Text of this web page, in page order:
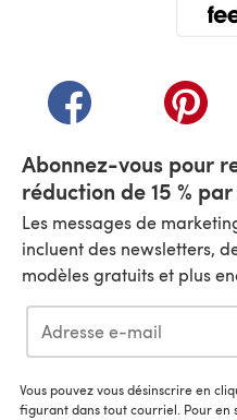
(s'ouvre dans un
Abonnez-vous pour
réduction de 15 %
Les messages de
incluent des newsletters,
modèles gratuits et plus
Vous pouvez vous désinscrire en
figurant dans tout courriel. Pour en